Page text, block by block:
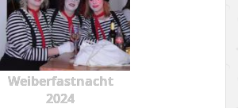
Weiberfastnacht
2024